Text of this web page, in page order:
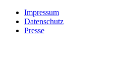
Impressum
Datenschutz
Presse